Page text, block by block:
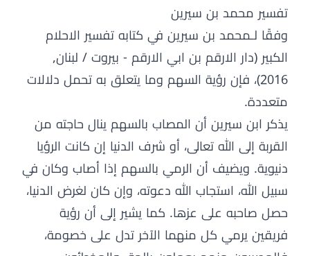
تفسير محمد بن سيرين
وفقًا لـمحمد بن سيرين في كتابه تفسير الاحلام
الكبير (دار الارقم بن ابي الارقم - بيروت / لبنان,
2016)، فإن رؤية السهم وما يتعلق به تحمل دلالات
متعددة.
يذكر ابن سيرين أن المصاب بالسهم ينال حاجته من
القربة إلى الله تعالى، أو شرف الدنيا إن كانت الرؤيا
دنيوية. ويضيف أن الرمي بالسهم إذا أصاب وكان في
سبيل الله، استجاب الله دعوته، وإن كان لغرض الدنيا،
حصل صاحبه على عزها. كما يشير إلى أن رؤية
فريقين يرمي كل منهما الآخر تدل على خصومة،